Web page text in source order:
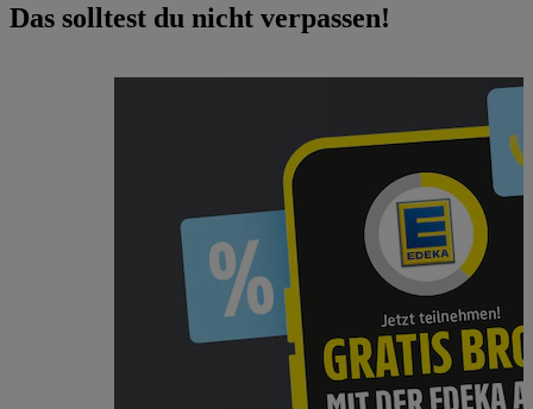
Das solltest du nicht verpassen!